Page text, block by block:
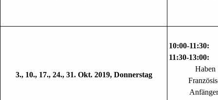
3., 10., 17., 24., 31. Okt. 2019, Donnerstag
10:00-11:30:
11:30-
Haben